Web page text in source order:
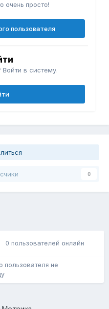
очень просто!
пользователя
Войти в систему.
0
0 пользователей онлайн
пользователя не